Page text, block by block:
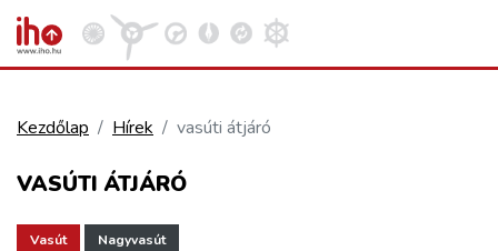
VASÚT
KÖZÚT
Kezdőlap Hírek vasúti átjáró
VASÚTI ÁTJÁRÓ
Vasút Nagyvasút